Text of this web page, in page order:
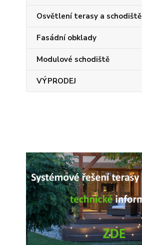
Osvětlení terasy a schodiště
Fasádní obklady
Modulové schodiště
VÝPRODEJ